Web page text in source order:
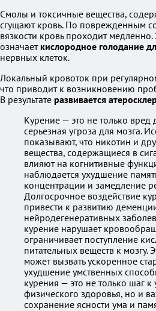
Смолы и токсичные вещества,
сгущают кровь. По поврежденным
вязкости кровь проходит
означает кислородное голодание
нервных клеток.
Локальный кровоток при
что приводит к возникновению
В результате развивается
Курение — это не только вред
серьезная угроза для мозга.
показывают, что никотин и
вещества, содержащиеся в
влияют на когнитивные
наблюдается ухудшение
концентрации и замедление
Долгосрочное воздействие
привести к развитию
нейродегенеративных
курение нарушает
ограничивает поступление
питательных веществ к мозгу.
может вызвать ускоренное
ухудшение умственных
курения — это не только шаг
физического здоровья, но и
сохранение ясности ума и